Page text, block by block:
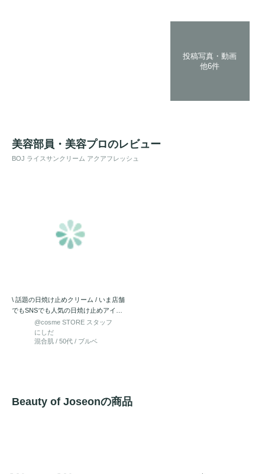
投稿写真・動画
他6件
美容部員・美容プロのレビュー
BOJ ライスサンクリーム アクアフレッシュ
\ 話題の日焼け止めクリーム / いま店舗
でもSNSでも人気の日焼け止めアイテ
ム！ 2種類出…@cosme STORE スタッフ
にしだ
混合肌 / 50代 / ブルベ
Beauty of Joseonの商品